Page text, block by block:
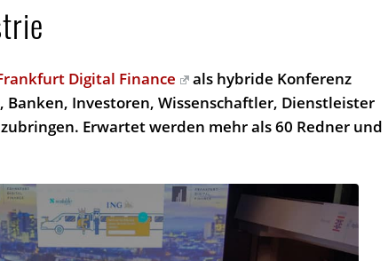
Digital Finance
als hybride Konferenz
Investoren, Wissenschaftler, Dienstleister
Erwartet werden mehr als 60 Redner und